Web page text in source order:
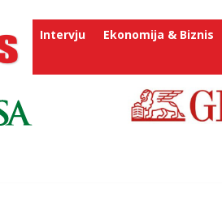
Intervju Ekonomija & Biznis